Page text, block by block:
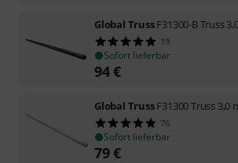
Global TrussF31300-B Truss
19
Sofort lieferbar
94€
Global TrussF31300 Truss 3,0
76
Sofort lieferbar
79€